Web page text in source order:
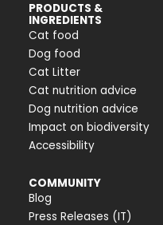
PRODUCTS &
INGREDIENTS
Cat food
Dog food
Cat Litter
Cat nutrition advice
Dog nutrition advice
Impact on biodiversity
Accessibility
COMMUNITY
Blog
Press Releases (IT)